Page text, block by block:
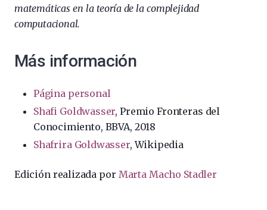
matemáticas en la teoría de la complejidad
computacional.
Más información
Página personal
Shafi Goldwasser, Premio Fronteras del
Conocimiento, BBVA, 2018
Shafrira Goldwasser, Wikipedia
Edición realizada por Marta Macho Stadler